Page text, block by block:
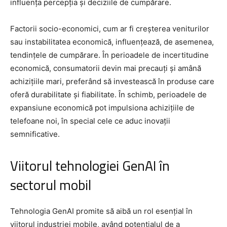
influența percepția și deciziile de cumpărare.
Factorii socio-economici, cum ar fi creșterea veniturilor
sau instabilitatea economică, influențează, de asemenea,
tendințele de cumpărare. În perioadele de incertitudine
economică, consumatorii devin mai precauți și amână
achizițiile mari, preferând să investească în produse care
oferă durabilitate și fiabilitate. În schimb, perioadele de
expansiune economică pot impulsiona achizițiile de
telefoane noi, în special cele ce aduc inovații
semnificative.
Viitorul tehnologiei GenAI în
sectorul mobil
Tehnologia GenAI promite să aibă un rol esențial în
viitorul industriei mobile, având potențialul de a